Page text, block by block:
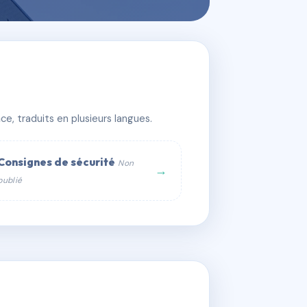
traduits en plusieurs langues.
de sécurité Non
→